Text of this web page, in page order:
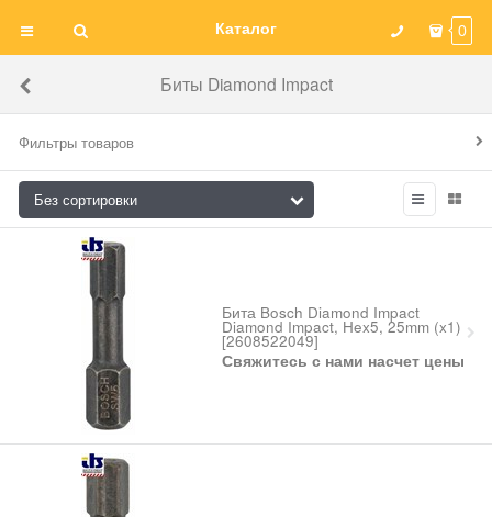
Каталог 0
Биты Diamond Impact
Фильтры товаров
Бита Bosch Diamond Impact
Diamond Impact, Hex5, 25mm (x1)
[2608522049]
Свяжитесь с нами насчет цены